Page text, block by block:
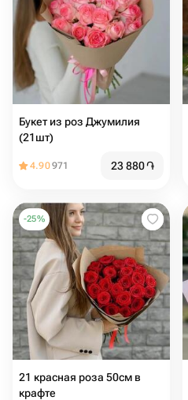
Букет из роз Джумилия
(21шт)
4.90971 23 880֏
-25%
21 красная роза 50см в
крафте